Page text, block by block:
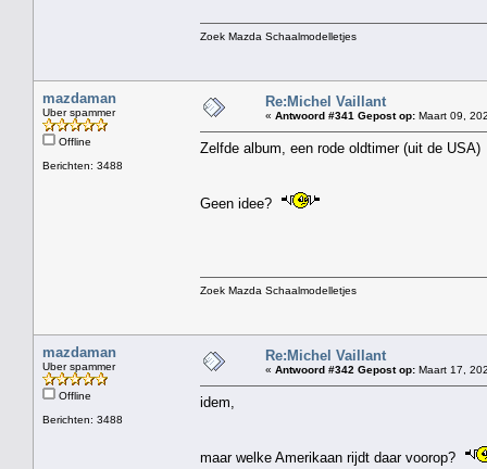
Zoek Mazda Schaalmodelletjes
mazdaman
Uber spammer
Offline
Berichten: 3488
Re:Michel Vaillant
« Antwoord #341 Gepost op: Maart 09,
Zelfde album, een rode oldtimer (uit de USA)
Geen idee?
Zoek Mazda Schaalmodelletjes
mazdaman
Uber spammer
Offline
Berichten: 3488
Re:Michel Vaillant
« Antwoord #342 Gepost op: Maart 17,
idem,
maar welke Amerikaan rijdt daar voorop?